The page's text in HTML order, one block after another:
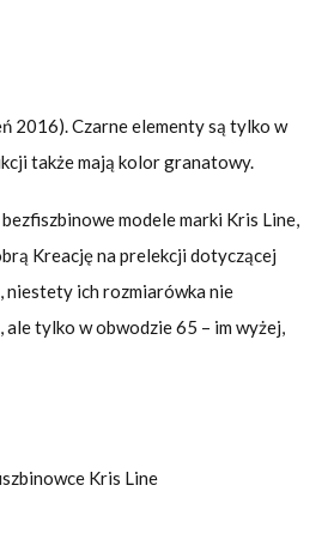
2016). Czarne elementy są tylko w
także mają kolor granatowy.
modele marki Kris Line,
Kreację na prelekcji dotyczącej
niestety ich rozmiarówka nie
ale tylko w obwodzie 65 – im wyżej,
Kris Line